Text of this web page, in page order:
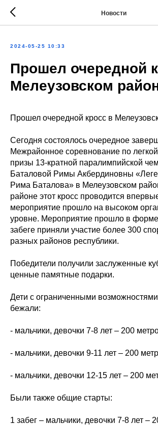
Новости
2024-05-25 10:33
Прошел очередной
Мелеузовском
Прошел очередной кросс в
Сегодня состоялось очередное
Межрайонное соревнование по легкой
призы 13-кратной паралимпийской
Баталовой Римы Акбердиновны
Рима Баталова» в Мелеузовском
районе этот кросс проводится
мероприятие прошло на высоком
уровне. Мероприятие прошло в
забеге приняли участие более 300
разных районов республики.
Победители получили заслуженные
ценные памятные подарки.
Дети с ограниченными
бежали:
- мальчики, девочки 7-8 лет – 200
- мальчики, девочки 9-11 лет – 200
- мальчики, девочки 12-15 лет – 200
Были также общие старты:
1 забег – мальчики, девочки 7-8 лет –